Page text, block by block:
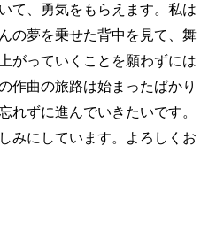
て、勇気をもらえます。私は
の夢を乗せた背中を見て、舞
がっていくことを願わずには
作曲の旅路は始まったばかり
れずに進んでいきたいです。
みにしています。よろしくお